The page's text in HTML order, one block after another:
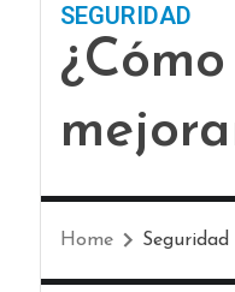
SEGURIDAD
Home Seguridad